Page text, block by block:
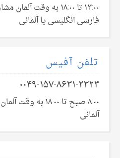
۱۳:۰۰ تا ۱۸:۰۰ به وقت
فارسی انگلیسی یا آلمانی
تلفن آفیس
۰۰۴۹-۱۵۷-۸۶۳۱-۲۳۲۳
۸:۰۰ صبح تا ۱۸:۰۰
آلمانی